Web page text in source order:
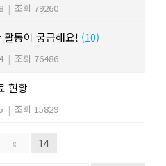
| 조회 79260
동이 궁금해요! (10)
| 조회 76486
현황
| 조회 15829
« 14